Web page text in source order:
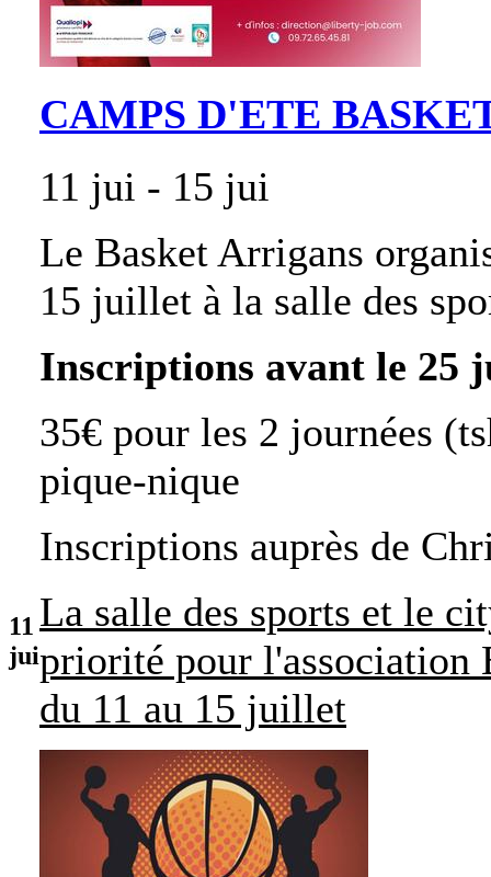
11
jui
CAMPS D'ETE
11 jui - 15 jui
Le Basket Arrigans
15 juillet à la salle des
Inscriptions avant le 25
35€ pour les 2 journées
pique-nique
Inscriptions auprès de
La salle des sports et le
priorité pour l'association
du 11 au 15 juillet